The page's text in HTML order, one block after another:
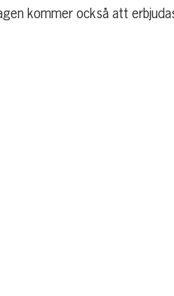
kommer också att